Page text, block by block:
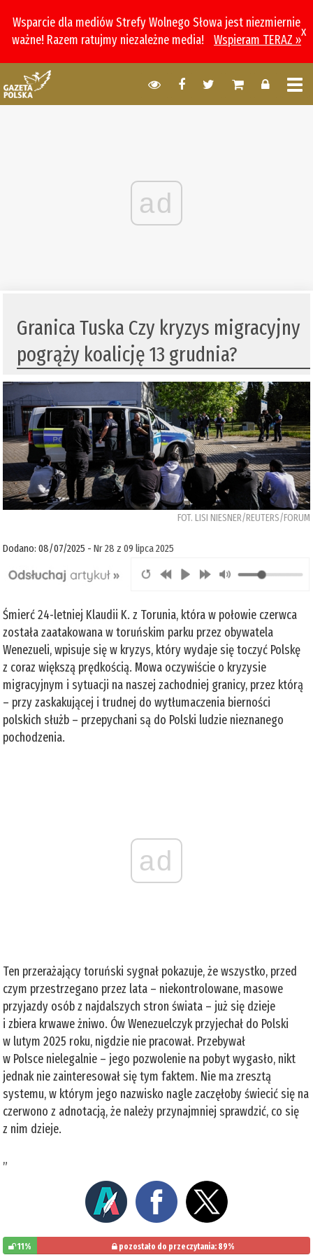
Wsparcie dla mediów Strefy Wolnego Słowa jest niezmiernie
ważne! Razem ratujmy niezależne media!
Wspieram TERAZ »
x
ad
Granica Tuska Czy kryzys migracyjny
pogrąży koalicję 13 grudnia?
FOT. LISI NIESNER/REUTERS/FORUM
Dodano: 08/07/2025 -Nr 28 z 09 lipca 2025
Śmierć 24-letniej Klaudii K. z Torunia, która w połowie czerwca
została zaatakowana w toruńskim parku przez obywatela
Wenezueli, wpisuje się w kryzys, który wydaje się toczyć Polskę
z coraz większą prędkością. Mowa oczywiście o kryzysie
migracyjnym i sytuacji na naszej zachodniej granicy, przez którą
– przy zaskakującej i trudnej do wytłumaczenia bierności
polskich służb – przepychani są do Polski ludzie nieznanego
pochodzenia.
ad
Ten przerażający toruński sygnał pokazuje, że wszystko, przed
czym przestrzegano przez lata – niekontrolowane, masowe
przyjazdy osób z najdalszych stron świata – już się dzieje
i zbiera krwawe żniwo. Ów Wenezuelczyk przyjechał do Polski
w lutym 2025 roku, nigdzie nie pracował. Przebywał
w Polsce nielegalnie – jego pozwolenie na pobyt wygasło, nikt
jednak nie zainteresował się tym faktem. Nie ma zresztą
systemu, w którym jego nazwisko nagle zaczęłoby świecić się na
czerwono z adnotacją, że należy przynajmniej sprawdzić, co się
z nim dzieje.
„
11% pozostało do przeczytania: 89%